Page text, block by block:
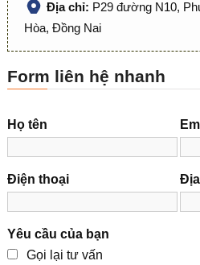
Địa chỉ: P29 đường N10,
Hòa, Đồng Nai
Form liên hệ nhanh
Họ tên
Điện thoại
Yêu cầu của bạn
Gọi lại tư vấn